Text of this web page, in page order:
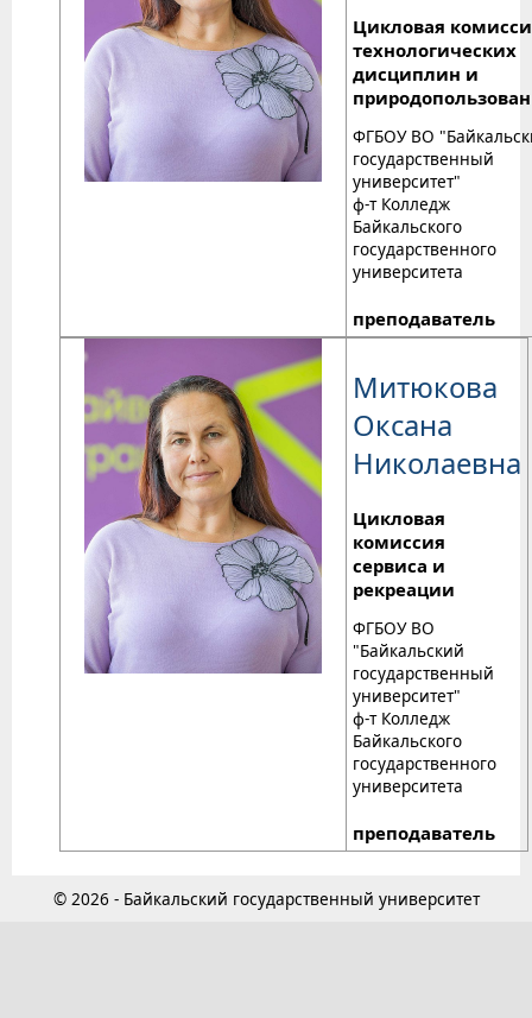
Цикловая
технологических
дисциплин и
ФГБОУ ВО
государственный
университет"
ф-т Колледж
Байкальского
государственного
университета
преподаватель
Митюкова
Оксана
Николаевна
Цикловая
комиссия
сервиса и
рекреации
ФГБОУ ВО
"Байкальский
государственный
университет"
ф-т Колледж
Байкальского
государственного
университета
преподаватель
© 2026 - Байкальский государственный университет